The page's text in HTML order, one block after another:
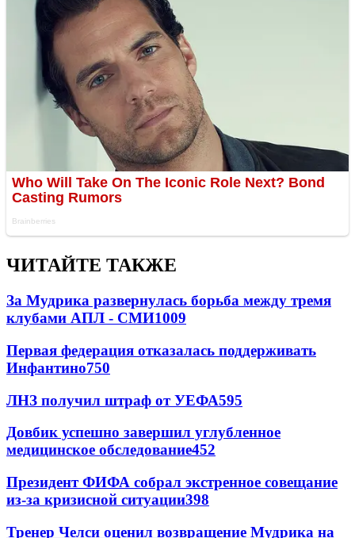
ЧИТАЙТЕ ТАКЖЕ
За Мудрика развернулась борьба между тремя
клубами АПЛ - СМИ1009
Первая федерация отказалась поддерживать
Инфантино750
ЛНЗ получил штраф от УЕФА595
Довбик успешно завершил углубленное
медицинское обследование452
Президент ФИФА собрал экстренное совещание
из-за кризисной ситуации398
Тренер Челси оценил возвращение Мудрика на